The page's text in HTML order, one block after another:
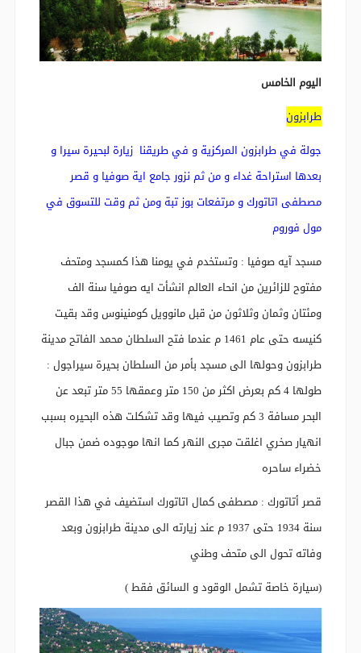
اليوم الخامس
طرابزون
جولة في طرابزون المركزية و في طريقنا زيارة لبحيرة سيرا و
بعدها استراحة غداء و من ثم نزور جامع اية صوفيا و قصر
مصطفى اتاتورك و مرتفعات بوز تبة ومن ثم وقت للتسوق في
مول فوروم
مسجد آيه صوفيا : وتستخدم في يومنا هذا كمسجد ومتحف
مفتوح للزائرين من انحاء العالم انشأت ايه صوفيا سنة الف
ومئتان وثمان وثلاثون من قبل مانوويل كومنينوس وقد بقيت
كنيسه حتى عام 1461 م عندما فتح السلطان محمد الفاتح مدينة
طرابزون وحولها الى مسجد بأمر من السلطان بحيرة سيراجول :
طولها 4 كم بعرض اكثر من 150 متر وعمقها 55 متر تبعد عن
البحر مسافة 3 كم وتصيب فيها وقد تشكلت هذه البحيره بسبب
انهيار صخري اغلقت مجرى النهر كما انها موجوده ضمن جبال
خضراء ساحره
قصر أتاتورك : مصطفى كمال اتاتورك استضيف في هذا القصر
سنة 1934 حتى 1937 م عند زيارته الى مدينة طرابزون وبعد
وفاته تحول الى متحف وطني
(سيارة خاصة تشمل الوقود و السائق فقط )